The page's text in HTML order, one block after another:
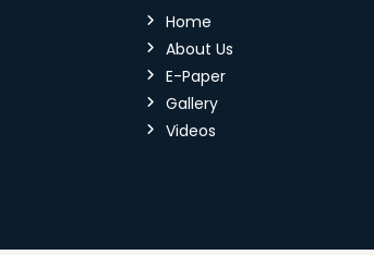
Home
About Us
E-Paper
Gallery
Videos